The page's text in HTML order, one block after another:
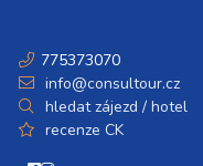
775373070
info@consultour.cz
hledat zájezd / hotel
recenze CK